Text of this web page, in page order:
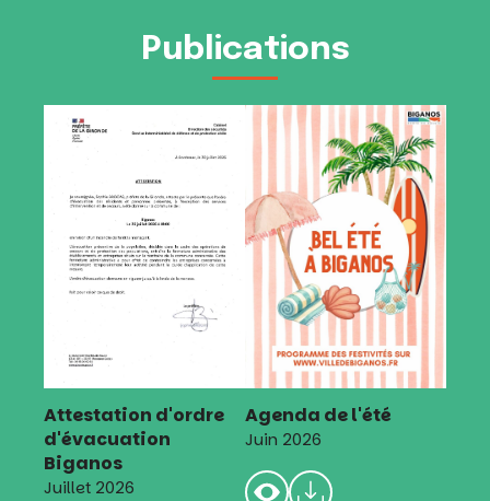
Publications
Attestation d'ordre
d'évacuation
Biganos
Juillet 2026
Agenda de l'été
Juin 2026